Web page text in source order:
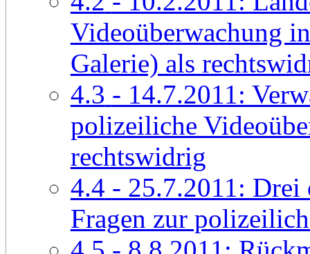
Videoüberwachung
Galerie) als
4.3 - 14.7.2011:
polizeiliche
rechtswidrig
4.4 - 25.7.2011:
Fragen zur